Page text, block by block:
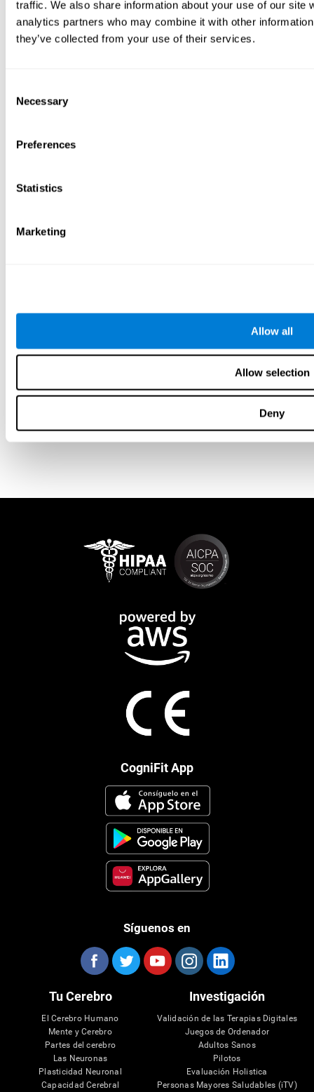
traffic. We also share information about your use of our site
analytics partners who may combine it with other
they’ve collected from your use of their services.
Selection
Necessary
Preferences
Statistics
Marketing
Allow all
Allow selection
Deny
CogniFit App
Síguenos en
Tu Cerebro
El Cerebro Humano
Mente y Cerebro
Partes del cerebro
Las Neuronas
Plasticidad Neuronal
Capacidad Cerebral
Investigación
Validación de las Terapias Digitales
Juegos de Ordenador
Adultos Sanos
Pilotos
Evaluación Holistica
Personas Mayores Saludables (iTV)